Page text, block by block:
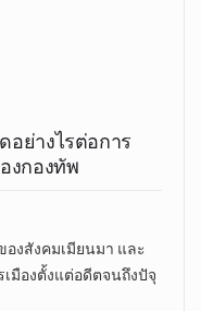
อย่างไรต่อการ
งกองทัพ
งสังคมเมียนมา และ
มืองตั้งแต่อดีตจนถึงปัจุ